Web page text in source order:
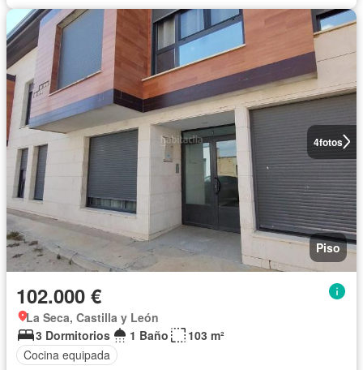
4fotos
Piso
102.000 €
La Seca, Castilla y León
3 Dormitorios
1 Baño
103 m²
Cocina equipada